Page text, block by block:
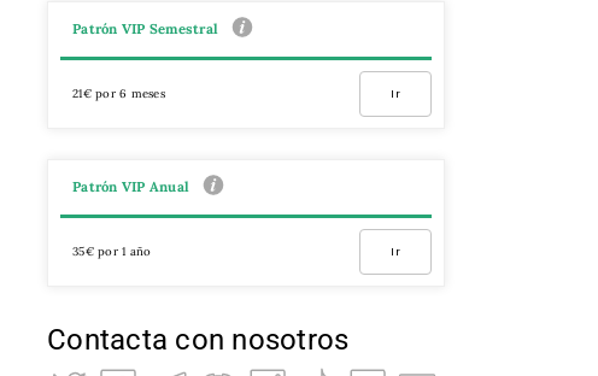
Patrón VIP Semestral
21€ por 6 meses Ir
Patrón VIP Anual
35€ por 1 año Ir
Contacta con nosotros